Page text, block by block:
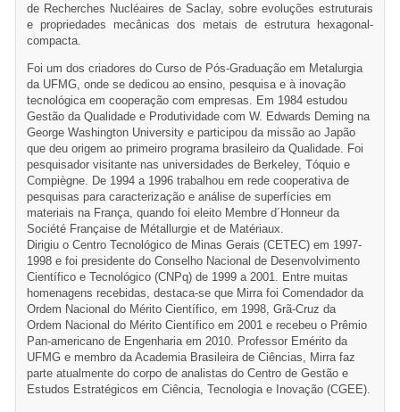
de Recherches Nucléaires de Saclay, sobre evoluções estruturais
e propriedades mecânicas dos metais de estrutura hexagonal-
compacta.
Foi um dos criadores do Curso de Pós-Graduação em Metalurgia
da UFMG, onde se dedicou ao ensino, pesquisa e à inovação
tecnológica em cooperação com empresas. Em 1984 estudou
Gestão da Qualidade e Produtividade com W. Edwards Deming na
George Washington University e participou da missão ao Japão
que deu origem ao primeiro programa brasileiro da Qualidade. Foi
pesquisador visitante nas universidades de Berkeley, Tóquio e
Compiègne. De 1994 a 1996 trabalhou em rede cooperativa de
pesquisas para caracterização e análise de superfícies em
materiais na França, quando foi eleito Membre d´Honneur da
Société Française de Métallurgie et de Matériaux.
Dirigiu o Centro Tecnológico de Minas Gerais (CETEC) em 1997-
1998 e foi presidente do Conselho Nacional de Desenvolvimento
Científico e Tecnológico (CNPq) de 1999 a 2001. Entre muitas
homenagens recebidas, destaca-se que Mirra foi Comendador da
Ordem Nacional do Mérito Científico, em 1998, Grã-Cruz da
Ordem Nacional do Mérito Científico em 2001 e recebeu o Prêmio
Pan-americano de Engenharia em 2010. Professor Emérito da
UFMG e membro da Academia Brasileira de Ciências, Mirra faz
parte atualmente do corpo de analistas do Centro de Gestão e
Estudos Estratégicos em Ciência, Tecnologia e Inovação (CGEE).